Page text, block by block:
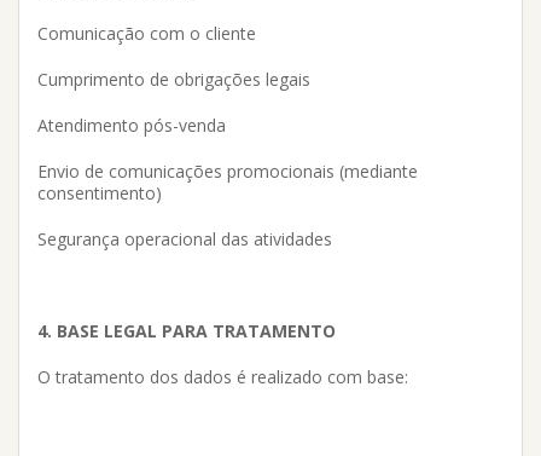
Comunicação com o cliente
Cumprimento de obrigações legais
Atendimento pós-venda
Envio de comunicações promocionais (mediante
consentimento)
Segurança operacional das atividades
4. BASE LEGAL PARA TRATAMENTO
O tratamento dos dados é realizado com base: